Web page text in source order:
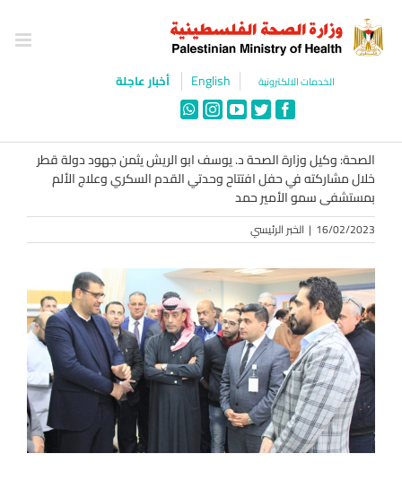
content
الخدمات الالكترونية English أخبار عاجلة
Facebook
Twitter
YouTube
Instagram
WhatsApp
الصحة: وكيل وزارة الصحة د. يوسف ابو الريش يثمن جهود دولة قطر
خلال مشاركته في حفل افتتاح وحدتي القدم السكري وعلاج الألم
بمستشفى سمو الأمير حمد
16/02/2023
| الخبر الرئيسي